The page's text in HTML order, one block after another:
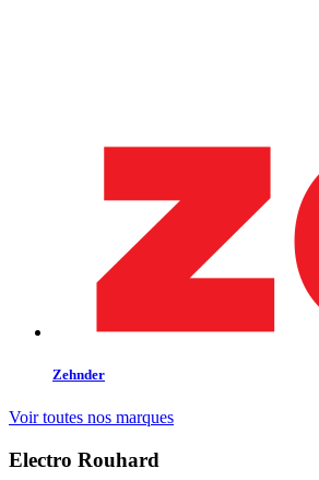
Zehnder
Voir toutes nos marques
Electro Rouhard